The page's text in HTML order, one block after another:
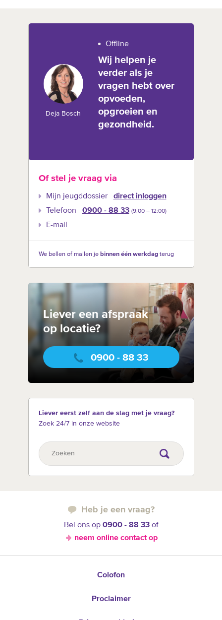
Deja Bosch
Offline
Wij helpen je
verder als je
vragen hebt over
opvoeden,
opgroeien en
gezondheid.
Of stel je vraag via
Mijn jeugddossier
direct inloggen
Telefoon
0900 - 88 33 (9:00 –‍ 12:00)
E-mail
We bellen of mailen je binnen één werkdagterug
Liever een afspraak
op locatie?
0900 - 88 33
Liever eerst zelf aan de slag met je vraag?
Zoek 24/7 in onze website
Heb je een vraag?
Bel ons op 0900 - 88 33of
neem online contact op
Colofon
Proclaimer